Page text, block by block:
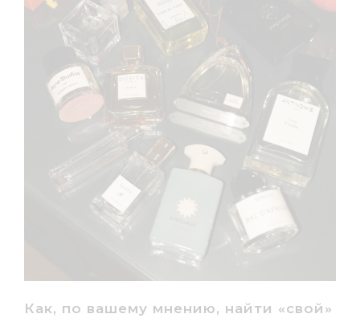
Как, по вашему мнению, найти «свой»